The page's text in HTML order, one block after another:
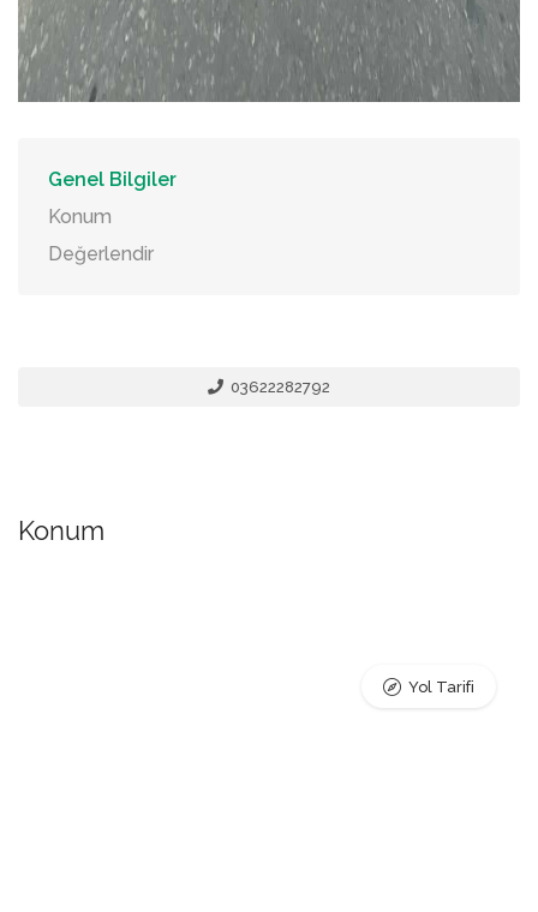
Genel Bilgiler
Konum
Değerlendir
03622282792
Konum
Yol Tarifi